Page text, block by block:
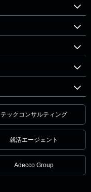
テックコンサルティング
就活エージェント
Adecco Group